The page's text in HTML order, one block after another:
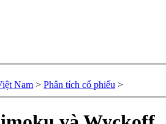
Nam > Phân tích cổ phiếu >